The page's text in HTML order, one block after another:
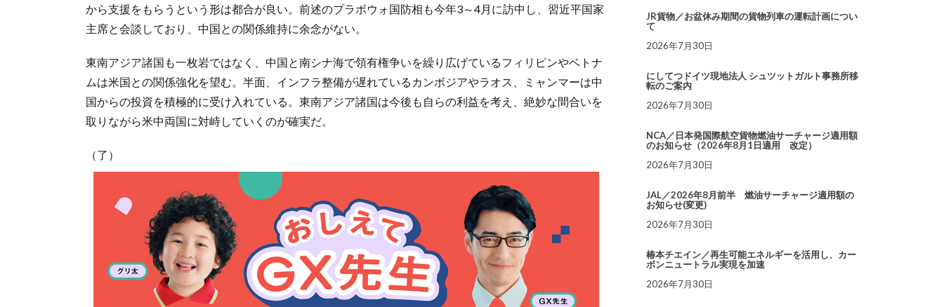
から支援をもらうという形は都合が良い。前述のプラボウォ国防相も今年3～4月に訪中し、習近平国家
主席と会談しており、中国との関係維持に余念がない。
東南アジア諸国も一枚岩ではなく、中国と南シナ海で領有権争いを繰り広げているフィリピンやベトナ
ムは米国との関係強化を望む。半面、インフラ整備が遅れているカンボジアやラオス、ミャンマーは中
国からの投資を積極的に受け入れている。東南アジア諸国は今後も自らの利益を考え、絶妙な間合いを
取りながら米中両国に対峙していくのが確実だ。
（了）
JR貨物／お盆休み期間の貨物列車の運転計画につい
て
2026年7月30日
にしてつドイツ現地法人 シュツットガルト事務所移
転のご案内
2026年7月30日
NCA／日本発国際航空貨物燃油サーチャージ適用額
のお知らせ（2026年8月1日適用 改定）
2026年7月30日
JAL／2026年8月前半 燃油サーチャージ適用額の
お知らせ(変更)
2026年7月30日
椿本チエイン／再生可能エネルギーを活用し、カー
ボンニュートラル実現を加速
2026年7月30日